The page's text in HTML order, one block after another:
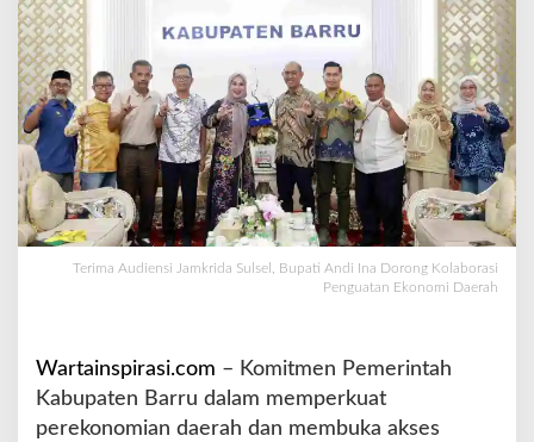
a
m
k
r
i
a
S
u
,
B
u
Terima Audiensi Jamkrida Sulsel, Bupati Andi Ina Dorong Kolaborasi
Penguatan Ekonomi Daerah
Wartainspirasi.com – Komitmen Pemerintah
Kabupaten Barru dalam memperkuat
perekonomian daerah dan membuka akses